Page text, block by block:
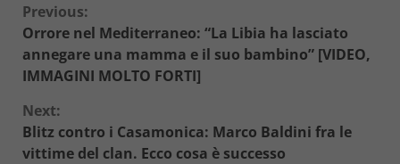
Continue
Reading
Previous:
Orrore nel Mediterraneo: “La Libia ha lasciato
annegare una mamma e il suo bambino” [VIDEO,
IMMAGINI MOLTO FORTI]
Next:
Blitz contro i Casamonica: Marco Baldini fra le
vittime del clan. Ecco cosa è successo